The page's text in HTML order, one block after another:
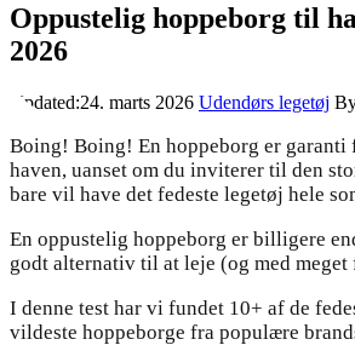
Oppustelig hoppeborg til
2026
Updated:24. marts 2026 Udendørs legetøj
Boing! Boing! En hoppeborg er
haven, uanset om du inviterer til den
bare vil have det fedeste legetøj hele
En oppustelig hoppeborg er billigere
godt alternativ til at leje (og med
I denne test har vi fundet 10+ af de
vildeste hoppeborge fra populære